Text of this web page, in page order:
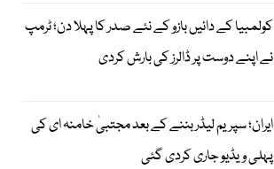
کولمبیا کے دائیں بازو کے نئے صدر کا پہلا دن؛ ٹرمپ
نے اپنے دوست پر ڈالرز کی بارش کردی
ایران؛ سپریم لیڈر بننے کے بعد مجتبیٰ خامنہ ای کی
پہلی ویڈیو جاری کردی گئی